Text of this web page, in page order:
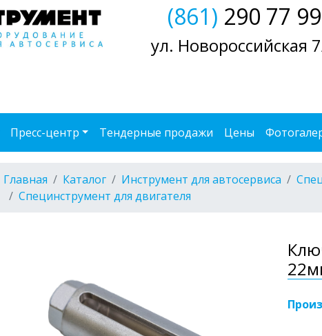
(861) 290 77 99
ул. Новороссийская
Пресс-центр Тендерные продажи Цены
Главная Каталог Инструмент для автосервиса
Специнструмент для двигателя